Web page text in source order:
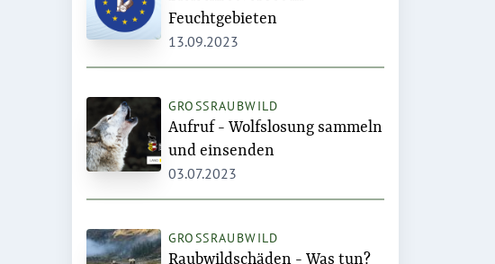
Feuchtgebieten
13.09.2023
GROSSRAUBWILD
Aufruf - Wolfslosung sammeln
und einsenden
03.07.2023
GROSSRAUBWILD
Raubwildschäden - Was tun?